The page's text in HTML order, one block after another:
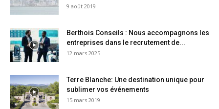
9 août 2019
Berthois Conseils : Nous accompagnons les
entreprises dans le recrutement de...
12 mars 2025
Terre Blanche: Une destination unique pour
sublimer vos événements
15 mars 2019